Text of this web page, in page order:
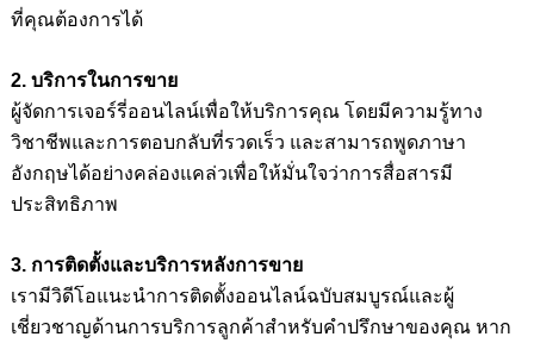
ที่คุณต้องการได้
2. บริการในการขาย
ผู้จัดการเจอร์รี่ออนไลน์เพื่อให้บริการคุณ โดยมีความรู้ทาง
วิชาชีพและการตอบกลับที่รวดเร็ว และสามารถพูดภาษา
อังกฤษได้อย่างคล่องแคล่วเพื่อให้มั่นใจว่าการสื่อสารมี
ประสิทธิภาพ
3. การติดตั้งและบริการหลังการขาย
เรามีวิดีโอแนะนำการติดตั้งออนไลน์ฉบับสมบูรณ์และผู้
เชี่ยวชาญด้านการบริการลูกค้าสำหรับคำปรึกษาของคุณ หาก